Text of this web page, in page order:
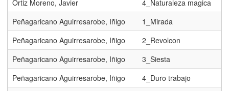
Ortiz Moreno, Javier
4_Naturaleza magica
Peñagaricano Aguirresarobe, Iñigo
1_Mirada
Peñagaricano Aguirresarobe, Iñigo
2_Revolcon
Peñagaricano Aguirresarobe, Iñigo
3_Siesta
Peñagaricano Aguirresarobe, Iñigo
4_Duro trabajo